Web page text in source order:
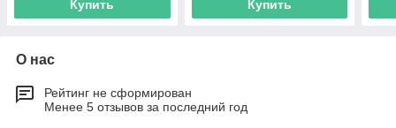
Купить Купить
О нас
Рейтинг не сформирован
Менее 5 отзывов за последний год